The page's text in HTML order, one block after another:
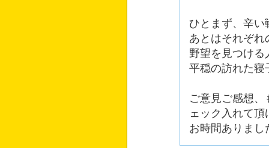
ひとまず、辛い
あとはそれぞれ
野望を見つける
平穏の訪れた寝
ご意見ご感想
ェック入れて
お時間ありまし